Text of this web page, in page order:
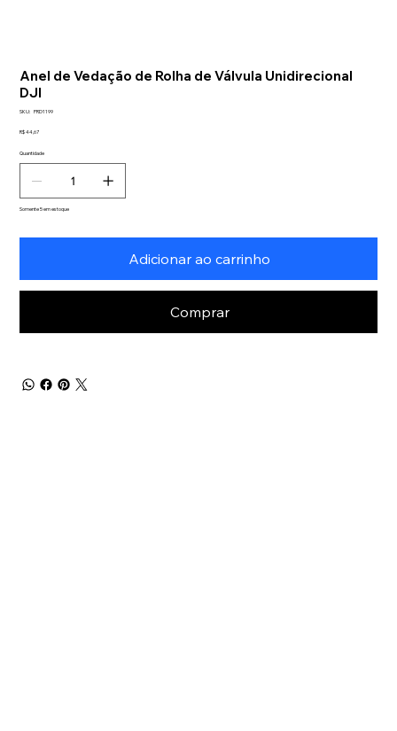
Anel de Vedação de Rolha de Válvula Unidirecional
DJI
SKU: SKU
PRD1199
Preço
R$ 44,67
Quantidade
Somente 5 em estoque
Adicionar ao carrinho
Comprar